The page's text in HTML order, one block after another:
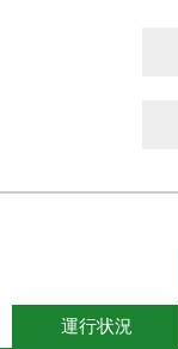
運行状況